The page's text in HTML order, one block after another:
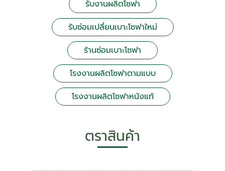
รับงานผลิตโซฟา
รับซ่อมเปลี่ยนเบาะโซฟาใหม่
ร้านซ่อมเบาะโซฟา
โรงงานผลิตโซฟาตามแบบ
โรงงานผลิตโซฟาหนังแท้
ตราสินค้า